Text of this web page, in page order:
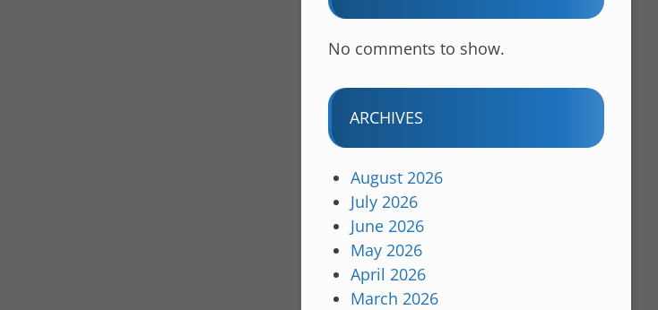
No comments to show.
ARCHIVES
August 2026
July 2026
June 2026
May 2026
April 2026
March 2026